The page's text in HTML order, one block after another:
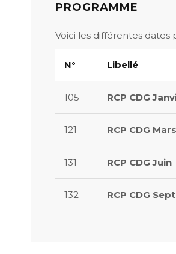
PROGRAMME
Voici les différentes
N° Libellé
105 RCP CDG
121 RCP CDG Mars
131 RCP CDG Juin
132 RCP CDG